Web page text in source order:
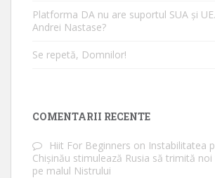
Platforma DA nu are suportul SUA și
Andrei Nastase?
Se repetă, Domnilor!
COMENTARII RECENTE
Hiit For Beginners on Instabilitatea
Chișinău stimulează Rusia să trimită
pe malul Nistrului